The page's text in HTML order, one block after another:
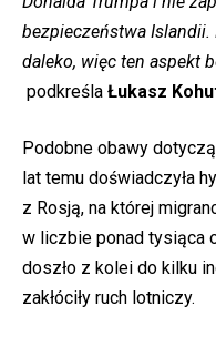
bezpieczeństwa Islandii.
daleko, więc ten aspekt
podkreśla Łukasz
Podobne obawy
lat temu doświadczyła
z Rosją, na której
w liczbie ponad tysiąca
doszło z kolei do kilku
zakłóciły ruch lotniczy.